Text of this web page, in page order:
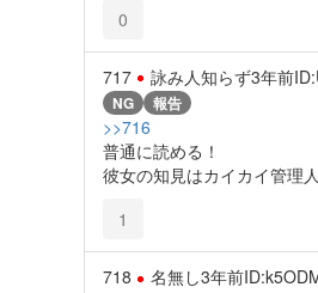
0
717 詠み人知らず3年前
NG 報告
>>716
普通に読める！
彼女の知見はカイカイ管理
1
718 名無し3年前